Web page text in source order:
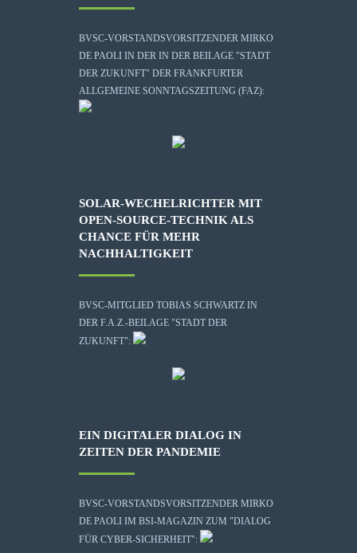
BVSC-VORSTANDSVORSITZENDER MIRKO
DE PAOLI IN DER IN DER BEILAGE "STADT
DER ZUKUNFT" DER FRANKFURTER
ALLGEMEINE SONNTAGSZEITUNG (FAZ):
SOLAR-WECHELRICHTER MIT
OPEN-SOURCE-TECHNIK ALS
CHANCE FÜR MEHR
NACHHALTIGKEIT
BVSC-MITGLIED TOBIAS SCHWARTZ IN
DER F.A.Z.-BEILAGE "STADT DER
ZUKUNFT":
EIN DIGITALER DIALOG IN
ZEITEN DER PANDEMIE
BVSC-VORSTANDSVORSITZENDER MIRKO
DE PAOLI IM BSI-MAGAZIN ZUM "DIALOG
FÜR CYBER-SICHERHEIT":